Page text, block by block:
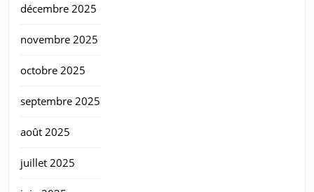
décembre 2025
novembre 2025
octobre 2025
septembre 2025
août 2025
juillet 2025